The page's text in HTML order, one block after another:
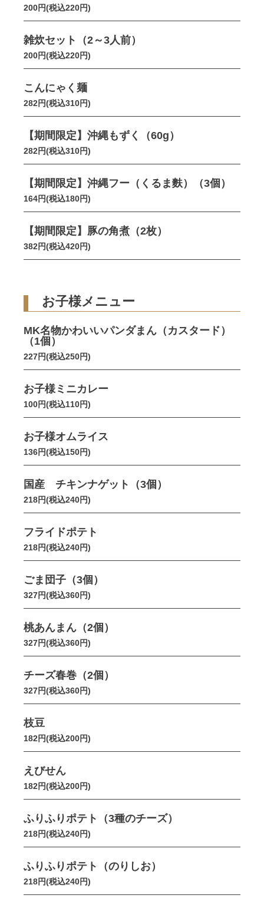
200円(税込220円)
雑炊セット（2～3人前）
200円(税込220円)
こんにゃく麺
282円(税込310円)
【期間限定】沖縄もずく（60g）
282円(税込310円)
【期間限定】沖縄フー（くるま麩）（3個）
164円(税込180円)
【期間限定】豚の角煮（2枚）
382円(税込420円)
お子様メニュー
MK名物かわいいパンダまん（カスタード）
（1個）
227円(税込250円)
お子様ミニカレー
100円(税込110円)
お子様オムライス
136円(税込150円)
国産 チキンナゲット（3個）
218円(税込240円)
フライドポテト
218円(税込240円)
ごま団子（3個）
327円(税込360円)
桃あんまん（2個）
327円(税込360円)
チーズ春巻（2個）
327円(税込360円)
枝豆
182円(税込200円)
えびせん
182円(税込200円)
ふりふりポテト（3種のチーズ）
218円(税込240円)
ふりふりポテト（のりしお）
218円(税込240円)